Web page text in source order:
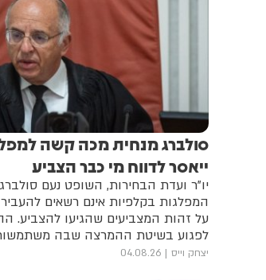
סולברג מנחית מכה קשה
ייאסר לדווח מי כבר הצביע
יו"ר ועדת הבחירות, השופט נעם
המפלגות בקלפיות אינם רשאים
על זהות המצביעים שהגיעו להצביע.
לפגוע בשיטת ההמרצה שבה
החרדיות ביום הבחירות
יצחק וייס 04.08.26